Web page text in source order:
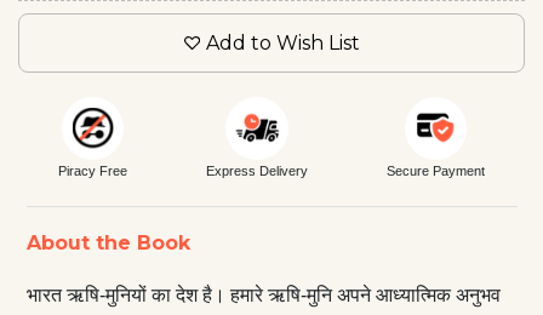
Add to Wish List
Piracy Free Express Delivery Secure Payment
About the Book
भारत ऋषि-मुनियों का देश है। हमारे ऋषि-मुनि अपने आध्यात्मिक अनुभव